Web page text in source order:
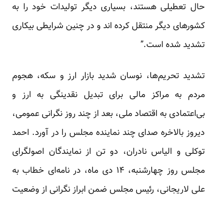
حال تعطیلی هستند، بسیاری دیگر تولیدات خود را به
کشورهای دیگر منتقل کرده اند و در چنین شرایطی بیکاری
تشدید شده است.”
تشدید تحریم‌ها، نوسان شدید بازار ارز و سکه، هجوم
مردم به مراکز مالی برای تبدیل نقدینگی به ارز و
بی‌اعتمادی به اقتصاد ملی، بعد از چند روز نگرانی عمومی،
دیروز بالاخره صدای چند نماینده مجلس را در آورد. احمد
توکلی و الیاس نادران، دو تن از نمایندگان اصولگرای
مجلس روز چهارشنبه، ۱۴ دی ماه، در نامه‌ای خطاب به
علی لاریجانی، رئیس مجلس ضمن ابراز نگرانی از وضعیت